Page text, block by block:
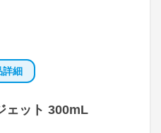
詳細
ェット 300mL